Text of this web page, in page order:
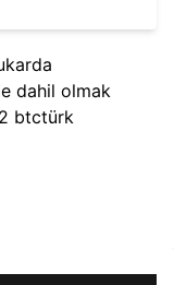
dahil olmak
2 btctürk